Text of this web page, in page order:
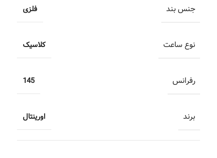
جنس بند فلزی
نوع ساعت کلاسیک
رفرانس 145
برند اورینتال